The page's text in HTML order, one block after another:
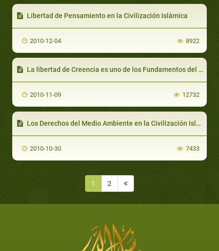
Libertad de Pensamiento en la Civilización Islámica
2010-12-04 8922
La libertad de Creencia es uno de los Fundamentos del Islam
2010-11-09 12732
Los Derechos del Medio Ambiente en la Civilización Islámica
2010-10-30 7433
1 2